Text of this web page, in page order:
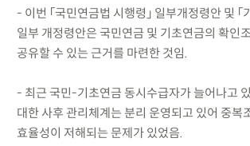
- 이번 「국민연금법 시행령」 일부개정령안 및 「
일부 개정령안은 국민연금 및 기초연금의 확인
공유할 수 있는 근거를 마련한 것임.
- 최근 국민-기초연금 동시수급자가 늘어나고
대한 사후 관리체계는 분리 운영되고 있어 중복
효율성이 저해되는 문제가 있었음.